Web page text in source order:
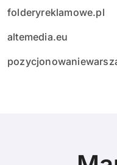
folderyreklamowe.pl
altemedia.eu